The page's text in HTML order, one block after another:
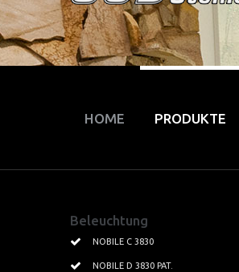
HOME PRODUKTE
Beleuchtung
NOBILE C 3830
NOBILE D 3830 PAT.